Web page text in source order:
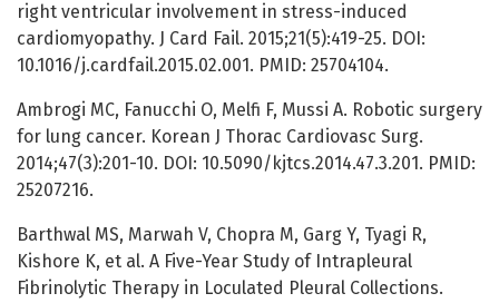
right ventricular involvement in stress-induced
cardiomyopathy. J Card Fail. 2015;21(5):419-25. DOI:
10.1016/j.cardfail.2015.02.001. PMID: 25704104.
Ambrogi MC, Fanucchi O, Melfi F, Mussi A. Robotic surgery
for lung cancer. Korean J Thorac Cardiovasc Surg.
2014;47(3):201-10. DOI: 10.5090/kjtcs.2014.47.3.201. PMID:
25207216.
Barthwal MS, Marwah V, Chopra M, Garg Y, Tyagi R,
Kishore K, et al. A Five-Year Study of Intrapleural
Fibrinolytic Therapy in Loculated Pleural Collections.